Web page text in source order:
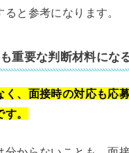
と参考になります。
重要な判断材料にな
く、面接時の対応も応
。